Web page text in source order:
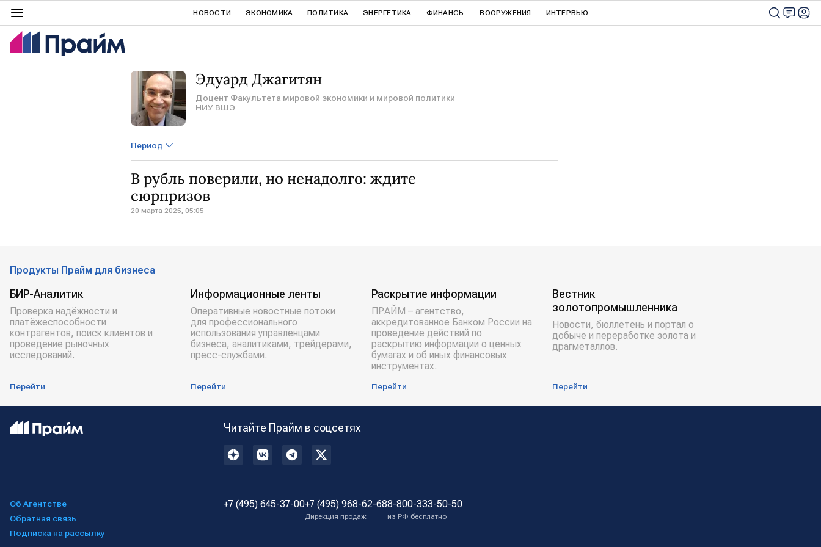
НОВОСТИ ЭКОНОМИКА ПОЛИТИКА ЭНЕРГЕТИКА ФИНАНСЫ ВООРУЖЕНИЯ ИНТЕРВЬЮ
Эдуард Джагитян
Доцент Факультета мировой экономики и мировой политики
НИУ ВШЭ
Период
В рубль поверили, но ненадолго: ждите
сюрпризов
20 марта 2025, 05:05
Продукты Прайм для бизнеса
БИР-Аналитик
Проверка надёжности и
платёжеспособности
контрагентов, поиск клиентов и
проведение рыночных
исследований.
Перейти
Информационные ленты
Оперативные новостные потоки
для профессионального
использования управленцами
бизнеса, аналитиками, трейдерами,
пресс-службами.
Перейти
Раскрытие информации
ПРАЙМ – агентство,
аккредитованное Банком России на
проведение действий по
раскрытию информации о ценных
бумагах и об иных финансовых
инструментах.
Перейти
Вестник
золотопромышленника
Новости, бюллетень и портал о
добыче и переработке золота и
драгметаллов.
Перейти
Читайте Прайм в соцсетях
Об Агентстве
Обратная связь
Подписка на рассылку
+7 (495) 645-37-00+7 (495) 968-62-68
Дирекция продаж
8-800-333-50-50
из РФ бесплатно